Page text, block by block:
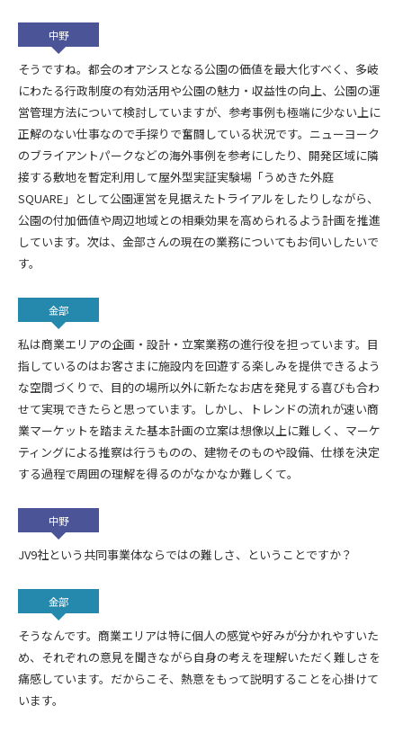
中野
そうですね。都会のオアシスとなる公園の価値を最大化すべく、多岐
にわたる行政制度の有効活用や公園の魅力・収益性の向上、公園の運
営管理方法について検討していますが、参考事例も極端に少ない上に
正解のない仕事なので手探りで奮闘している状況です。ニューヨーク
のブライアントパークなどの海外事例を参考にしたり、開発区域に隣
接する敷地を暫定利用して屋外型実証実験場「うめきた外庭
SQUARE」として公園運営を見据えたトライアルをしたりしながら、
公園の付加価値や周辺地域との相乗効果を高められるよう計画を推進
しています。次は、金部さんの現在の業務についてもお伺いしたいで
す。
金部
私は商業エリアの企画・設計・立案業務の進行役を担っています。目
指しているのはお客さまに施設内を回遊する楽しみを提供できるよう
な空間づくりで、目的の場所以外に新たなお店を発見する喜びも合わ
せて実現できたらと思っています。しかし、トレンドの流れが速い商
業マーケットを踏まえた基本計画の立案は想像以上に難しく、マーケ
ティングによる推察は行うものの、建物そのものや設備、仕様を決定
する過程で周囲の理解を得るのがなかなか難しくて。
中野
JV9社という共同事業体ならではの難しさ、ということですか？
金部
そうなんです。商業エリアは特に個人の感覚や好みが分かれやすいた
め、それぞれの意見を聞きながら自身の考えを理解いただく難しさを
痛感しています。だからこそ、熱意をもって説明することを心掛けて
います。